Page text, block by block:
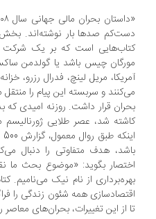
صدها بار نوشته‌اند. بخش
است که بر یک شرکت یا
چیس باشد یا گولدمن ساکس، بیر
مریل لینچ، فدرال رزرو، خزانه
و سربسته این پیام را منتقل
قرار داشت. روزنه امیدی که
شد، عصر طلایی ژورنالیسم مالی
اینکه طبق
هدف متفاوتی را دنبال می‌کند و
بگوید: «موضوع بحث ما نقش
از نام نیک می‌نامیم. کتاب،
همه شئون زندگی را
از این تغییرات، بحران‌های معاصر را